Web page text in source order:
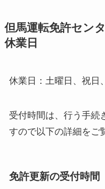
但馬運転免許セン
休業日
休業日：土曜日、祝日
受付時間は、行う手続
すので以下の詳細をご
免許更新の受付時間